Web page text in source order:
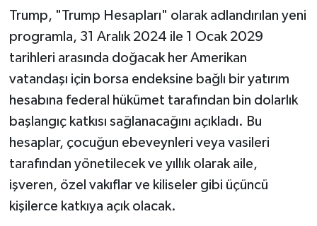
Trump, "Trump Hesapları" olarak adlandırılan yeni
programla, 31 Aralık 2024 ile 1 Ocak 2029
tarihleri arasında doğacak her Amerikan
vatandaşı için borsa endeksine bağlı bir yatırım
hesabına federal hükümet tarafından bin dolarlık
başlangıç katkısı sağlanacağını açıkladı. Bu
hesaplar, çocuğun ebeveynleri veya vasileri
tarafından yönetilecek ve yıllık olarak aile,
işveren, özel vakıflar ve kiliseler gibi üçüncü
kişilerce katkıya açık olacak.